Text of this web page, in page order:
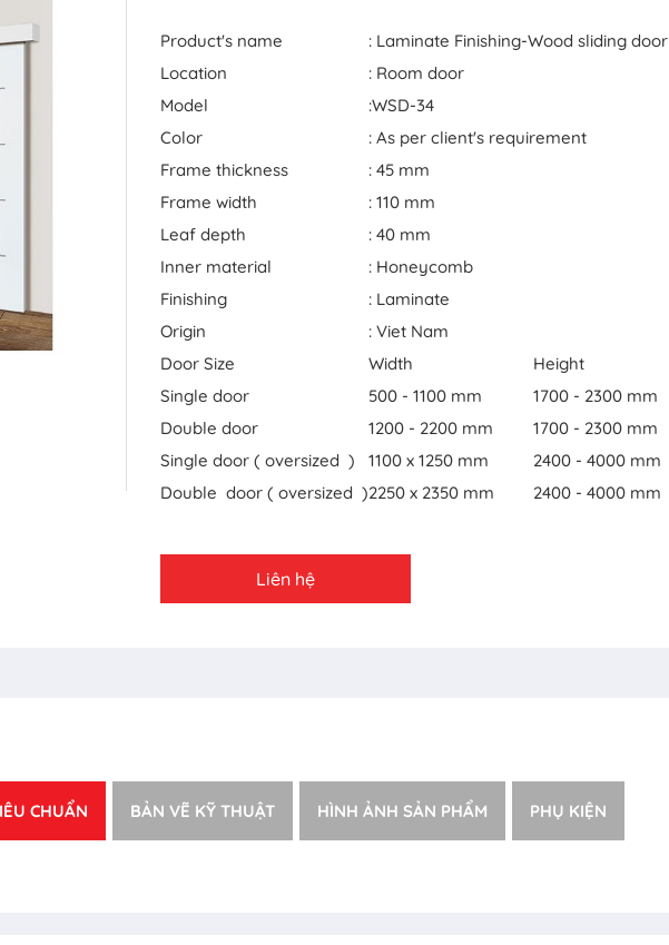
Product's name
: Laminate Finishing-Wood sliding door
Location
: Room door
Model
:WSD-34
Color
: As per client's requirement
Frame thickness
: 45 mm
Frame width
: 110 mm
Leaf depth
: 40 mm
Inner material
: Honeycomb
Finishing
: Laminate
Origin
: Viet Nam
Door Size
Width
Height
Single door
500 - 1100 mm
1700 - 2300 mm
Double door
1200 - 2200 mm
1700 - 2300 mm
Single door ( oversized )
1100 x 1250 mm
2400 - 4000 mm
Double door ( oversized )2250 x 2350 mm 2400 - 4000 mm
Liên hệ
CHUẨN BẢN VẼ KỸ THUẬT HÌNH ẢNH SẢN PHẨM PHỤ KIỆN